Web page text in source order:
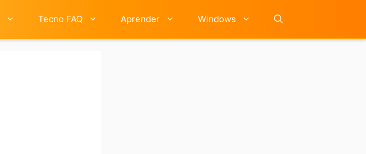
Tecno FAQ Aprender Windows